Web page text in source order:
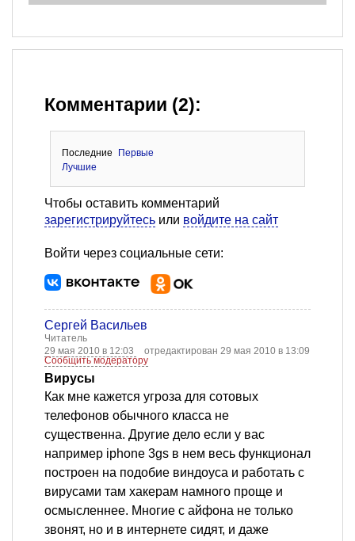
Комментарии (2):
Последние
Первые
Лучшие
Чтобы оставить комментарий
зарегистрируйтесь или войдите на сайт
Войти через социальные сети:
Сергей Васильев
Читатель
29 мая 2010 в 12:03
отредактирован 29 мая 2010 в 13:09
Сообщить модератору
Вирусы
Как мне кажется угроза для сотовых
телефонов обычного класса не
существенна. Другие дело если у вас
например iphone 3gs в нем весь функционал
построен на подобие виндоуса и работать с
вирусами там хакерам намного проще и
осмысленнее. Многие с айфона не только
звонят, но и в интернете сидят, и даже